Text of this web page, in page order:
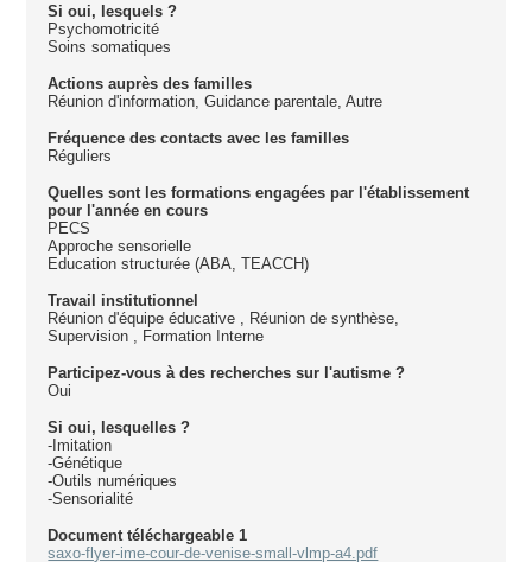
Si oui, lesquels ?
Psychomotricité
Soins somatiques
Actions auprès des familles
Réunion d'information, Guidance parentale, Autre
Fréquence des contacts avec les familles
Réguliers
Quelles sont les formations engagées par l'établissement
pour l'année en cours
PECS
Approche sensorielle
Education structurée (ABA, TEACCH)
Travail institutionnel
Réunion d'équipe éducative , Réunion de synthèse,
Supervision , Formation Interne
Participez-vous à des recherches sur l'autisme ?
Oui
Si oui, lesquelles ?
-Imitation
-Génétique
-Outils numériques
-Sensorialité
Document téléchargeable 1
saxo-flyer-ime-cour-de-venise-small-vlmp-a4.pdf